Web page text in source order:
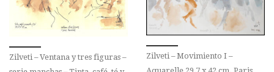
Zilveti – Ventana y tres figuras –
Zilveti – Movimiento I –